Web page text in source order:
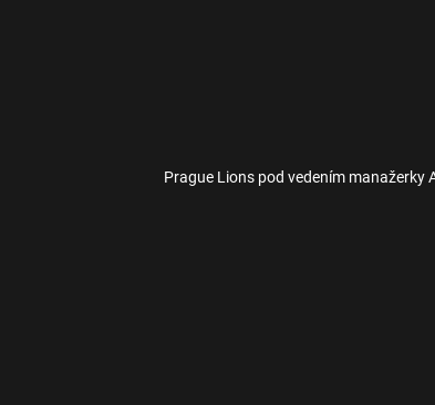
Prague Lions pod vedením manažerky